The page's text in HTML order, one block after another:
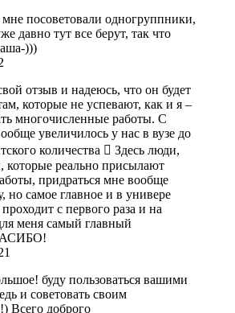
посоветовали одногруппники,
давно тут все берут, так что
)))
отзыв и надеюсь, что он будет
которые не успевают, как и я –
многочисленные работы. С
увеличилось у нас в вузе до
количества  Здесь люди,
которые реально присылают
придраться мне вообще
но самое главное и в универе
с первого раза и на
меня самый главный
буду пользоваться вашими
и советовать своим
Всего доброго